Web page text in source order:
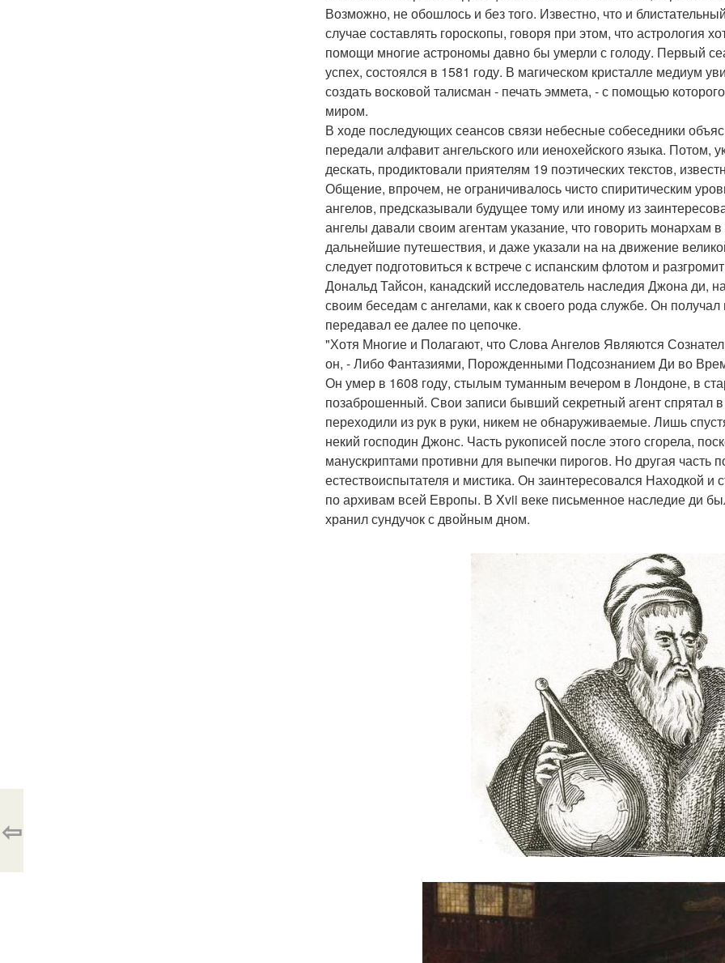
Возможно, не обошлось и без того. Известно, что и
случае составлять гороскопы, говоря при этом, что астрология
помощи многие астрономы давно бы умерли с голоду. Первый
успех, состоялся в 1581 году. В магическом кристалле медиум
создать восковой талисман - печать эммета, - с помощью
миром.
В ходе последующих сеансов связи небесные собеседники
передали алфавит ангельского или иенохейского языка. Потом,
дескать, продиктовали приятелям 19 поэтических текстов,
Общение, впрочем, не ограничивалось чисто спиритическим
ангелов, предсказывали будущее тому или иному из
ангелы давали своим агентам указание, что говорить монархам
дальнейшие путешествия, и даже указали на на движение
следует подготовиться к встрече с испанским флотом и
Дональд Тайсон, канадский исследователь наследия Джона ди,
своим беседам с ангелами, как к своего рода службе. Он
передавал ее далее по цепочке.
"Хотя Многие и Полагают, что Слова Ангелов Являются
он, - Либо Фантазиями, Порожденными Подсознанием Ди во
Он умер в 1608 году, стылым туманным вечером в Лондоне, в
позаброшенный. Свои записи бывший секретный агент спрятал
переходили из рук в руки, никем не обнаруживаемые. Лишь
некий господин Джонс. Часть рукописей после этого сгорела,
манускриптами противни для выпечки пирогов. Но другая часть
естествоиспытателя и мистика. Он заинтересовался Находкой
по архивам всей Европы. В Xvii веке письменное наследие ди
хранил сундучок с двойным дном.
⇦